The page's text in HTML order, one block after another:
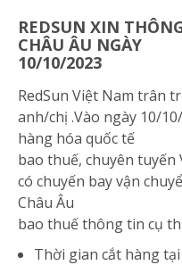
REDSUN XIN
CHÂU ÂU NGÀY
10/10/2023
RedSun Việt Nam trân
anh/chị .Vào ngày 10/
hàng hóa quốc tế
bao thuế, chuyên tuyến
có chuyến bay vận
Châu Âu
bao thuế thông tin cụ
Thời gian cắt hàng